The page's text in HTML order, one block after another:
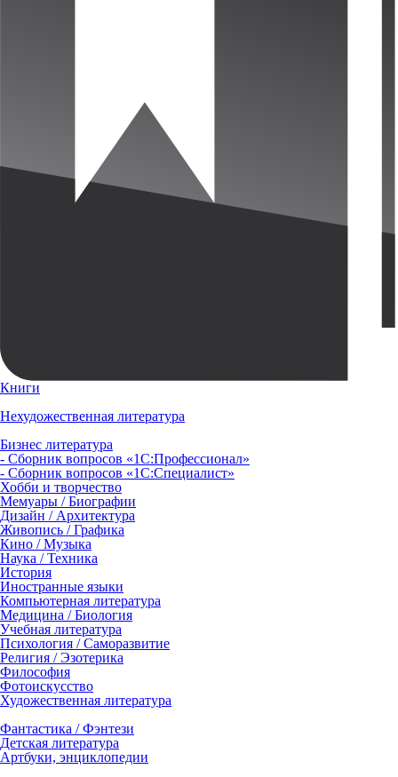
Книги
Нехудожественная литература
Бизнес литература
- Сборник вопросов «1С:Профессионал»
- Сборник вопросов «1С:Специалист»
Хобби и творчество
Мемуары / Биографии
Дизайн / Архитектура
Живопись / Графика
Кино / Музыка
Наука / Техника
История
Иностранные языки
Компьютерная литература
Медицина / Биология
Учебная литература
Психология / Саморазвитие
Религия / Эзотерика
Философия
Фотоискусство
Художественная литература
Фантастика / Фэнтези
Детская литература
Артбуки, энциклопедии